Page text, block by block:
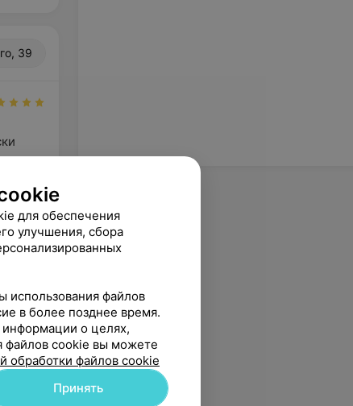
39
для обеспечения
улучшения, сбора
использования файлов
в более позднее время.
о целях,
файлов cookie вы можете
обработки файлов cookie
Принять